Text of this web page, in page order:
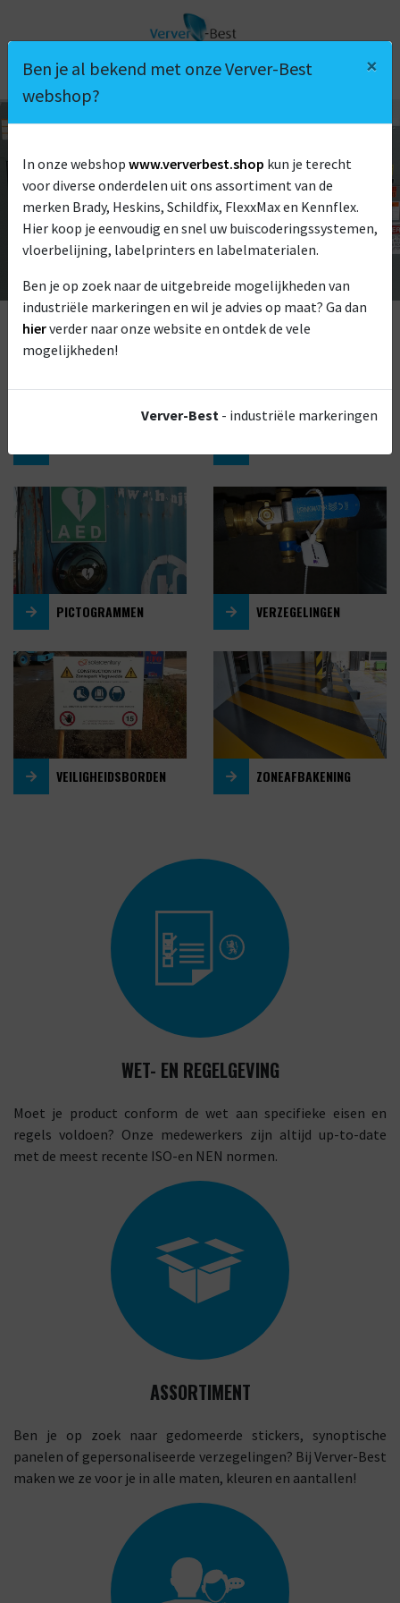
Ben je al bekend met onze Verver-Best
webshop?
×
In onze webshop www.ververbest.shop kun je terecht
voor diverse onderdelen uit ons assortiment van de
merken Brady, Heskins, Schildfix, FlexxMax en Kennflex.
Hier koop je eenvoudig en snel uw buiscoderingssystemen,
vloerbelijning, labelprinters en labelmaterialen.
Ben je op zoek naar de uitgebreide mogelijkheden van
industriële markeringen en wil je advies op maat? Ga dan
hierverder naar onze website en ontdek de vele
mogelijkheden!
Verver-Best - industriële markeringen
VEILIGHEID &
SIGNALISATIE
PICTOGRAMMEN VERZEGELINGEN
VEILIGHEIDSBORDEN ZONEAFBAKENING
WET- EN REGELGEVING
Moet je product conform de wet aan specifieke eisen en
regels voldoen? Onze medewerkers zijn altijd up-to-date
met de meest recente ISO-en NEN normen.
ASSORTIMENT
Ben je op zoek naar gedomeerde stickers, synoptische
panelen of gepersonaliseerde verzegelingen? Bij Verver-Best
maken we ze voor je in alle maten, kleuren en aantallen!